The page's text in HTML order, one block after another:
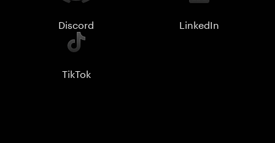
Discord LinkedIn
TikTok